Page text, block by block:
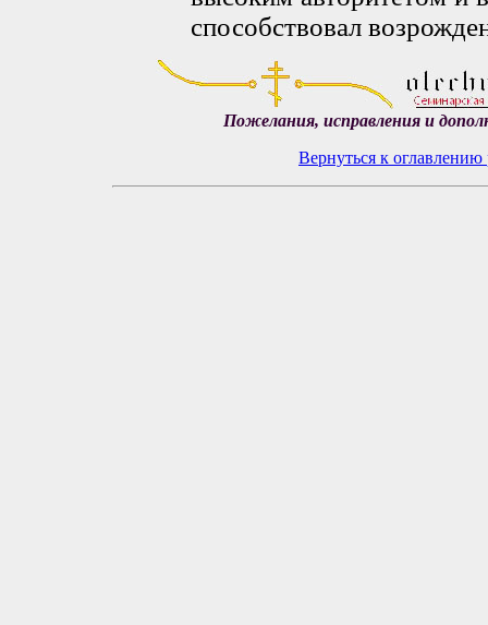
способствовал
Пожелания, исправления и
Вернуться к оглавлению